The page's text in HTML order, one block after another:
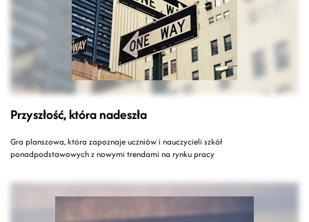
Przyszłość, która nadeszła
Gra planszowa, która zapoznaje uczniów i nauczycieli szkół
ponadpodstawowych z nowymi trendami na rynku pracy